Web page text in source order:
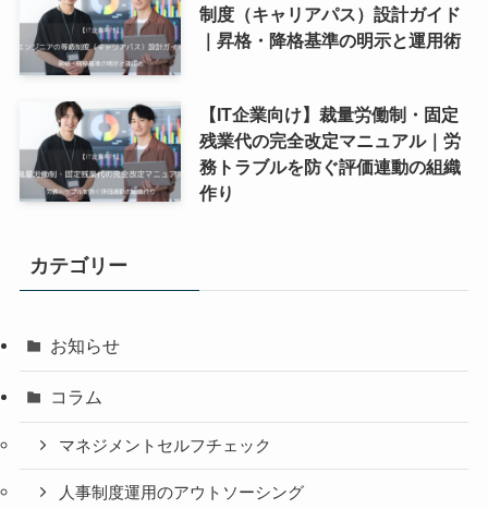
制度（キャリアパス）設計ガイド
｜昇格・降格基準の明示と運用術
【IT企業向け】裁量労働制・固定
残業代の完全改定マニュアル｜労
務トラブルを防ぐ評価連動の組織
作り
カテゴリー
お知らせ
コラム
マネジメントセルフチェック
人事制度運用のアウトソーシング